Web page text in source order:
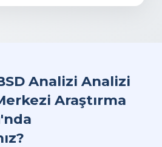
Analizi Analizi
Araştırma